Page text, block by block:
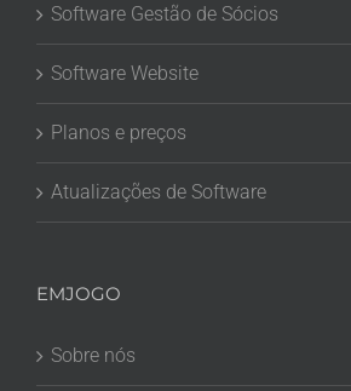
Software Gestão de Sócios
Software Website
Planos e preços
Atualizações de Software
EMJOGO
Sobre nós